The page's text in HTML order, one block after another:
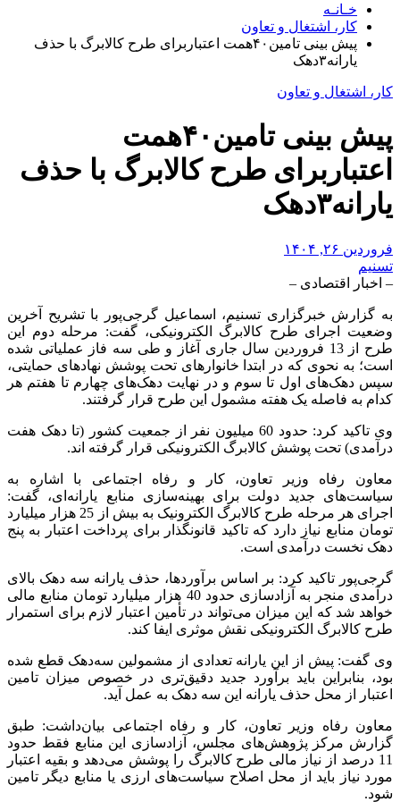
خـانـه
کار، اشتغال و تعاون
پیش بینی تامین۴۰همت اعتباربرای طرح کالابرگ با حذف
یارانه۳دهک
کار، اشتغال و تعاون
پیش بینی تامین۴۰همت
اعتباربرای طرح کالابرگ با حذف
یارانه۳دهک
فروردین ۲۶, ۱۴۰۴
تسنیم
– اخبار اقتصادی –
به گزارش خبرگزاری تسنیم، اسماعیل گرجی‌پور با تشریح آخرین
وضعیت اجرای طرح کالابرگ الکترونیکی، گفت: مرحله دوم این
طرح از 13 فروردین سال جاری آغاز و طی سه فاز عملیاتی شده
است؛ به نحوی که در ابتدا خانوارهای تحت پوشش نهادهای حمایتی،
سپس دهک‌های اول تا سوم و در نهایت دهک‌های چهارم تا هفتم هر
کدام به فاصله یک هفته مشمول این طرح قرار گرفتند.
وی تاکید کرد: حدود 60 میلیون نفر از جمعیت کشور (تا دهک هفت
درآمدی) تحت پوشش کالابرگ الکترونیکی قرار گرفته اند.
معاون رفاه وزیر تعاون، کار و رفاه اجتماعی با اشاره به
سیاست‌های جدید دولت برای بهینه‌سازی منابع یارانه‌ای، گفت:
اجرای هر مرحله طرح کالابرگ الکترونیک به بیش از 25 هزار میلیارد
تومان منابع نیاز دارد که تاکید قانونگذار برای پرداخت اعتبار به پنج
دهک نخست درآمدی است.
گرجی‌پور تاکید کرد: بر اساس برآوردها، حذف یارانه سه دهک بالای
درآمدی منجر به آزادسازی حدود 40 هزار میلیارد تومان منابع مالی
خواهد شد که این میزان می‌تواند در تأمین اعتبار لازم برای استمرار
طرح کالابرگ الکترونیکی نقش موثری ایفا کند.
وی گفت: پیش از این یارانه تعدادی از مشمولین سه‌دهک قطع شده
بود، بنابراین باید برآورد جدید دقیق‌تری در خصوص میزان تامین
اعتبار از محل حذف یارانه این سه دهک به عمل آید.
معاون رفاه وزیر تعاون، کار و رفاه اجتماعی بیان‌داشت: طبق
گزارش مرکز پژوهش‌های مجلس، آزادسازی این منابع فقط حدود
11 درصد از نیاز مالی طرح کالابرگ را پوشش می‌دهد و بقیه اعتبار
مورد نیاز باید از محل اصلاح سیاست‌های ارزی یا منابع دیگر تامین
شود.